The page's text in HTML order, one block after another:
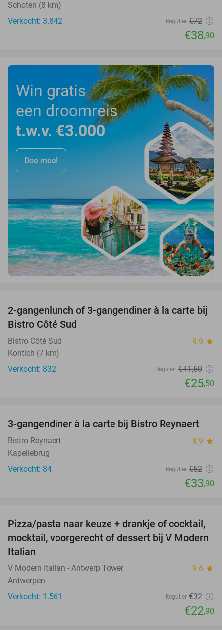
Schoten (8 km)
Verkocht: 3.842
Regulier €72
€38,90
Win gratis
een droomreis
t.w.v. €3.000
Doe mee!
39%
2-gangenlunch of 3-gangendiner à la carte bij
Bistro Côté Sud
Bistro Côté Sud 9.9 star
Kontich (7 km)
Verkocht: 832
Regulier €41,50
€25,50
35%
3-gangendiner à la carte bij Bistro Reynaert
Bistro Reynaert 9.9 star
Kapellebrug
Verkocht: 84
Regulier €52
€33,90
28%
Pizza/pasta naar keuze + drankje of cocktail,
mocktail, voorgerecht of dessert bij V Modern
Italian
V Modern Italian - Antwerp Tower 9.6 star
Antwerpen
Verkocht: 1.561
Regulier €32
€22,90